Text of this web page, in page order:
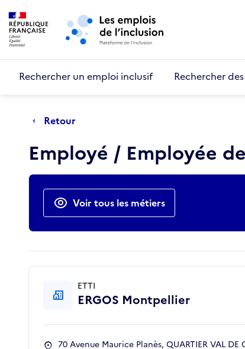
Aller au menu principal
Rechercher un emploi inclusif Rechercher
Retour
Employé / Employée
Actions rapides
Voir tous les métiers
ETTI
ERGOS Montpellier
70 Avenue Maurice Planès, QUARTIER VAL